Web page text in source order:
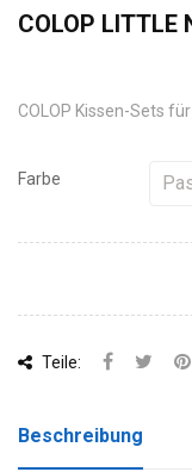
COLOP LITTLE
COLOP Kissen-Sets
Farbe
Teile:
Beschreibung